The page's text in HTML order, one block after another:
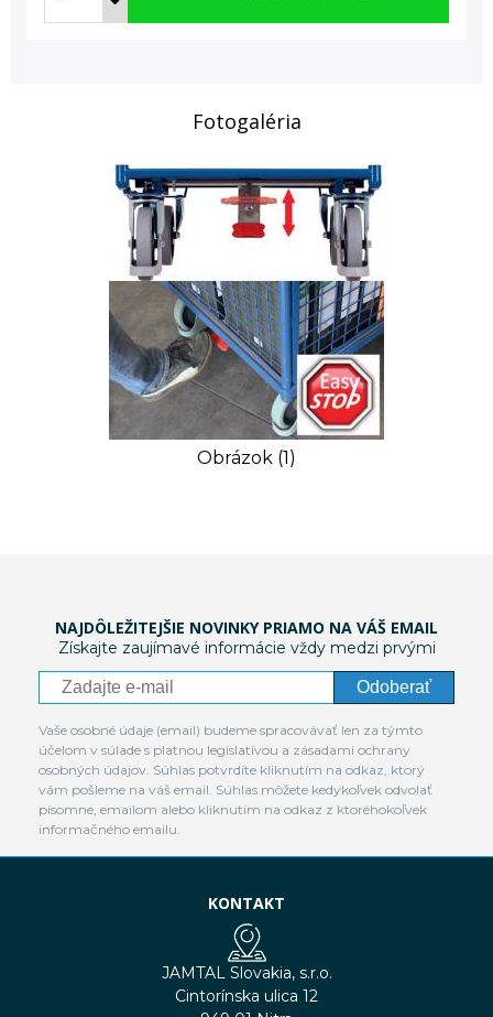
Fotogaléria
Obrázok (1)
NAJDÔLEŽITEJŠIE NOVINKY PRIAMO NA VÁŠ EMAIL
Získajte zaujímavé informácie vždy medzi prvými
Odoberať
Vaše osobné údaje (email) budeme spracovávať len za týmto
účelom v súlade s platnou legislatívou a zásadami ochrany
osobných údajov. Súhlas potvrdíte kliknutím na odkaz, ktorý
vám pošleme na váš email. Súhlas môžete kedykoľvek odvolať
písomne, emailom alebo kliknutím na odkaz z ktoréhokoľvek
informačného emailu.
KONTAKT
JAMTAL Slovakia, s.r.o.
Cintorínska ulica 12